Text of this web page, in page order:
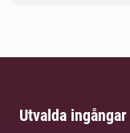
Utvalda ingångar